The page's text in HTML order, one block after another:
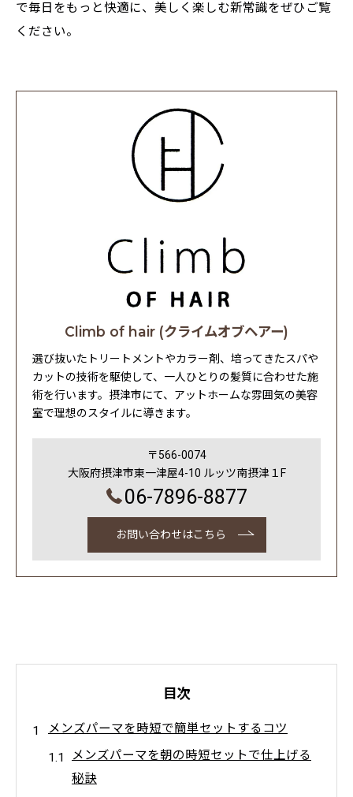
で毎日をもっと快適に、美しく楽しむ新常識をぜひご覧
ください。
Climb of hair (クライムオブヘアー)
選び抜いたトリートメントやカラー剤、培ってきたスパや
カットの技術を駆使して、一人ひとりの髪質に合わせた施
術を行います。摂津市にて、アットホームな雰囲気の美容
室で理想のスタイルに導きます。
〒566-0074
大阪府摂津市東一津屋4-10 ルッツ南摂津１F
06-7896-8877
お問い合わせはこちら
目次
メンズパーマを時短で簡単セットするコツ
メンズパーマを朝の時短セットで仕上げる
秘訣